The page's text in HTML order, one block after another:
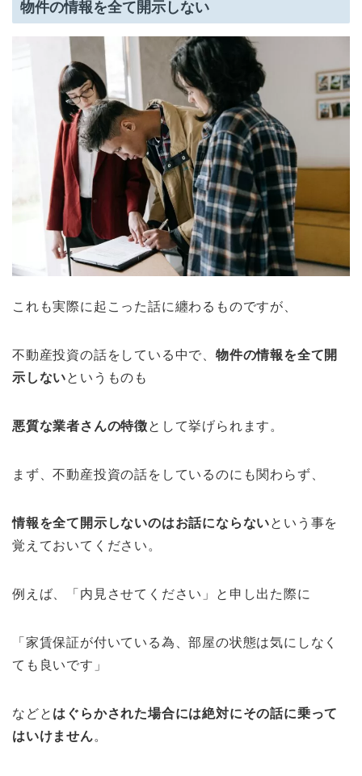
物件の情報を全て開示しない
これも実際に起こった話に纏わるものですが、
不動産投資の話をしている中で、 物件の情報を全て開
示しないというものも
悪質な業者さんの特徴として挙げられます。
まず、不動産投資の話をしているのにも関わらず、
情報を全て開示しないのはお話にならないという事を
覚えておいてください。
例えば、「内見させてください」と申し出た際に
「家賃保証が付いている為、部屋の状態は気にしなく
ても良いです」
などと はぐらかされた場合には絶対にその話に乗って
はいけません。